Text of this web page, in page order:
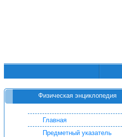
Физическая энциклопедия
Главная
Предметный указатель